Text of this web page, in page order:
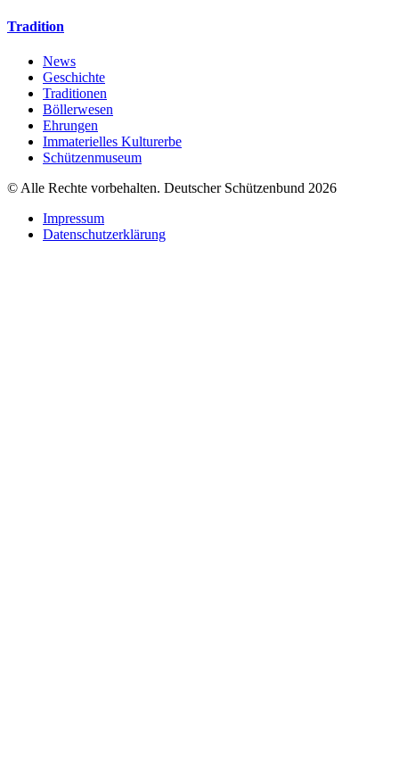
Tradition
News
Geschichte
Traditionen
Böllerwesen
Ehrungen
Immaterielles Kulturerbe
Schützenmuseum
© Alle Rechte vorbehalten. Deutscher Schützenbund 2026
Impressum
Datenschutzerklärung